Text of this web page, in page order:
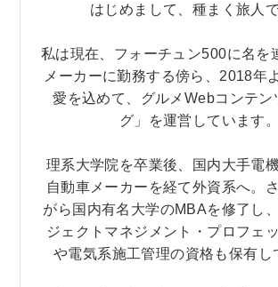
はじめまして、種まく旅人で
私は現在、フォーチュン500に名を
メーカーに勤務する傍ら、2018年
愛を込めて、グルメWebコンテン
グ」を運営しています。
理系大学院を卒業後、国内大手電
自動車メーカーを経て外資系へ。
がら国内有名大学のMBAを修了し
ジェクトマネジメント・プロフェ
や電気系施工管理の資格も保有し